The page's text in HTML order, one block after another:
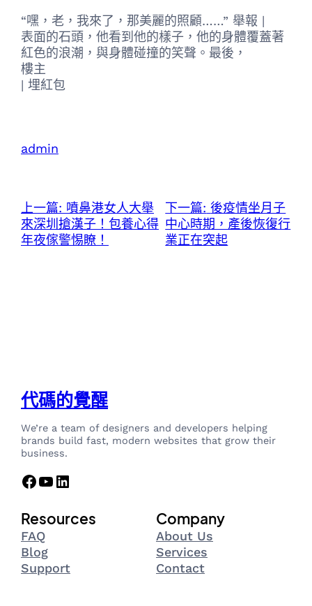
“嘿，老，我來了，那美麗的照顧……” 舉報 |
表面的石頭，他看到他的樣子，他的身體覆蓋著
紅色的浪潮，與身體碰撞的笑聲。最後，
樓主
| 埋紅包
admin
上一篇: 噴鼻港女人大舉
來深圳搶漢子！包養心得
年夜傢警惕瞭！
下一篇: 後疫情坐月子
中心時期，產後恢復行
業正在突起
代碼的覺醒
We’re a team of designers and developers helping
brands build fast, modern websites that grow their
business.
Facebook YouTube LinkedIn
Resources
FAQ
Blog
Support
Company
About Us
Services
Contact